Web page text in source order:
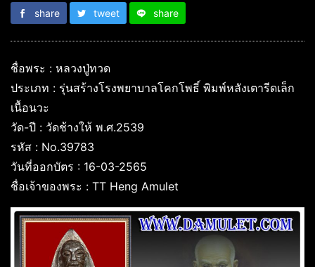
share tweet share
ชื่อพระ : หลวงปู่ทวด
ประเภท : รุ่นสร้างโรงพยาบาลโคกโพธิ์ พิมพ์หลังเตารีดเล็ก
เนื้อนวะ
วัด-ปี : วัดช้างให้ พ.ศ.2539
รหัส : No.39783
วันที่ออกบัตร : 16-03-2565
ชื่อเจ้าของพระ : TT Heng Amulet